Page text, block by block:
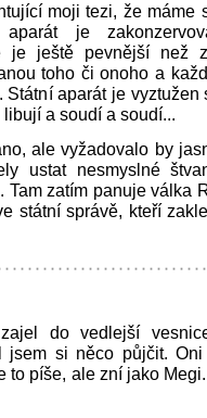
moji tezi, že máme
aparát je
je ještě pevnější než
toho či onoho a
aparát je vyztužen
a soudí a soudí...
ale vyžadovalo by
ustat nesmyslné
zatím panuje válka
státní správě, kteří
do vedlejší
jsem si něco půjčit.
to píše, ale zní jako